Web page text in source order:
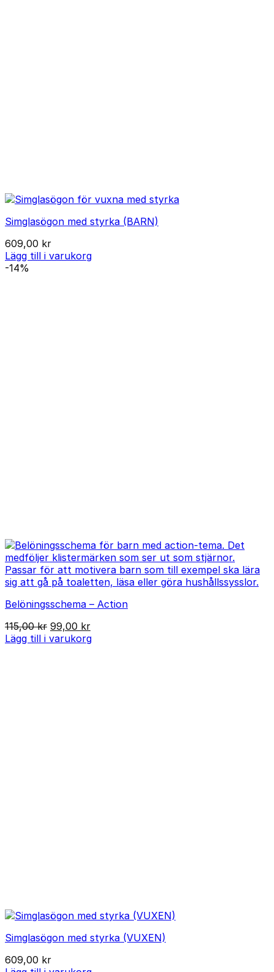
Simglasögon med styrka (BARN)
609,00 kr
Lägg till i varukorg
-14%
Belöningsschema – Action
115,00kr Det
ursprungliga
99,00 krDet
nuvarande
Lägg till i varukorg
Simglasögon med styrka (VUXEN)
609,00 kr